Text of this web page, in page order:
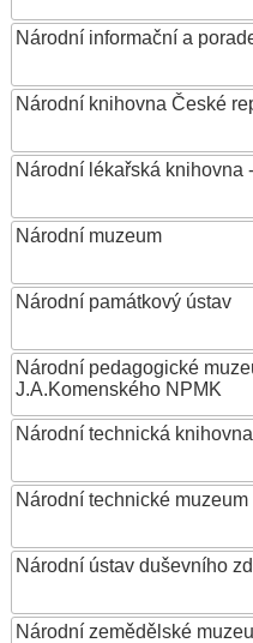
Národní informační a
Národní knihovna České
Národní lékařská knihovna
Národní muzeum
Národní památkový ústav
Národní pedagogické
J.A.Komenského NPMK
Národní technická knihovna
Národní technické muzeum
Národní ústav duševního
Národní zemědělské